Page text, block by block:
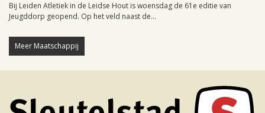
Bij Leiden Atletiek in de Leidse Hout is woensdag de 61e editie van
Jeugddorp geopend. Op het veld naast de...
Meer Maatschappij